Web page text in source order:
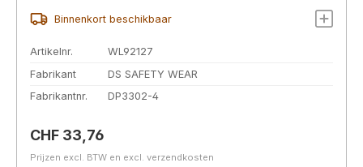
Binnenkort beschikbaar
Artikelnr.
WL92127
Fabrikant
DS SAFETY WEAR
Fabrikantnr.
DP3302-4
Normale prijs:
CHF 33,76
Prijzen excl. BTW en excl. verzendkosten